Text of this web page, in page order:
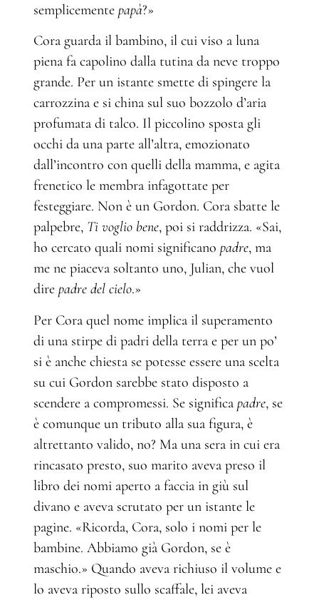
semplicemente papà?»
Cora guarda il bambino, il cui viso a luna
piena fa capolino dalla tutina da neve troppo
grande. Per un istante smette di spingere la
carrozzina e si china sul suo bozzolo d’aria
profumata di talco. Il piccolino sposta gli
occhi da una parte all’altra, emozionato
dall’incontro con quelli della mamma, e agita
frenetico le membra infagottate per
festeggiare. Non è un Gordon. Cora sbatte le
palpebre, Ti voglio bene, poi si raddrizza. «Sai,
ho cercato quali nomi significano padre, ma
me ne piaceva soltanto uno, Julian, che vuol
dire padre del cielo.»
Per Cora quel nome implica il superamento
di una stirpe di padri della terra e per un po’
si è anche chiesta se potesse essere una scelta
su cui Gordon sarebbe stato disposto a
scendere a compromessi. Se significa padre, se
è comunque un tributo alla sua figura, è
altrettanto valido, no? Ma una sera in cui era
rincasato presto, suo marito aveva preso il
libro dei nomi aperto a faccia in giù sul
divano e aveva scrutato per un istante le
pagine. «Ricorda, Cora, solo i nomi per le
bambine. Abbiamo già Gordon, se è
maschio.» Quando aveva richiuso il volume e
lo aveva riposto sullo scaffale, lei aveva